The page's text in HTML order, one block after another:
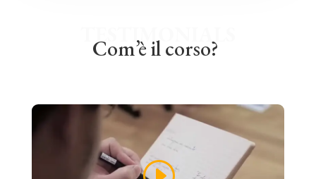
TESTIMONIALS
Com’è il corso?